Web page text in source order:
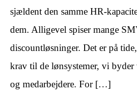
sjældent den samme HR-
dem. Alligevel spiser mange
discountløsninger. Det er på
krav til de lønsystemer, vi byder
og medarbejdere. For […]